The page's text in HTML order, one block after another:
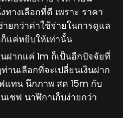
างเลือกที่ดี เพราะ ราคา
ยกว่าค่าใช้จ่ายในการดูแล
แค่หยิบให้เท่านั้น
ฝากแค่ 1m ก็เป็นอีกปัจจัยที่
านเลือกที่จะเปลี่ยนเงินฝาก
แทน นึกภาพ สด 15m กับ
เชฟ นาฬิกาเก็บง่ายกว่า